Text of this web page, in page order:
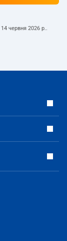
14 червня 2026 р..